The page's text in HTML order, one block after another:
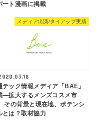
ート漫画に掲載
メディア出演/タイアップ実績
テック情報メディア「BAE」
―拡大するメンズコスメ市
その背景と現在地、ポテンシ
とは？取材協力